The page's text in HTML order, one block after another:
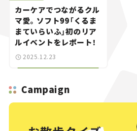
カーケアでつながるクル
マ愛。ソフト99「くるま
まていらいふ」初のリア
ルイベントをレポート！
2025.12.23
Campaign